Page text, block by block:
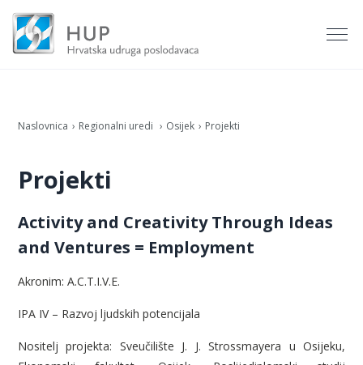
Naslovnica Regionalni uredi Osijek Projekti
Projekti
Activity and Creativity Through Ideas
and Ventures = Employment
Akronim: A.C.T.I.V.E.
IPA IV – Razvoj ljudskih potencijala
Nositelj projekta: Sveučilište J. J. Strossmayera u Osijeku,